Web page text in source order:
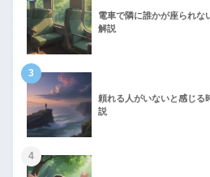
電車で隣に誰かが座られな
解説
3
頼れる人がいないと感じる
説
4